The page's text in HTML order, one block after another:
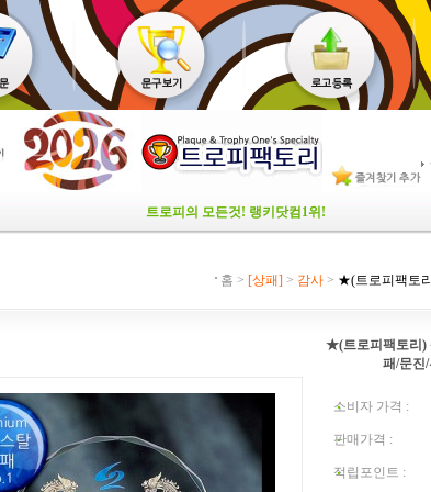
트로피의 모든것! 랭키닷컴1위!
홈 > [상패] > 감사 > ★(트로피팩토
★(트로피팩토리)
패/문진
소비자 가격 :
판매가격 :
적립포인트 :